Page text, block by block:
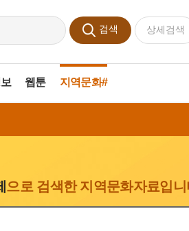
검색 상세검색
웹툰 지역문화#
으로 검색한 지역문화자료입니